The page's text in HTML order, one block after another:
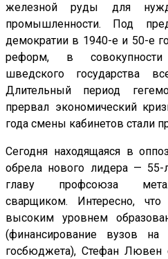
железной руды для
промышленности. Под
демократии в 1940-е и 50-е
реформ, в
шведского государства
Длительный период
прервал экономический
года смены кабинетов стали
Сегодня находящаяся в
обрела нового лидера — 55-
главу профсоюза
сварщиком. Интересно,
высоким уровнем
(финансирование вузов на
госбюджета), Стефан Лювен